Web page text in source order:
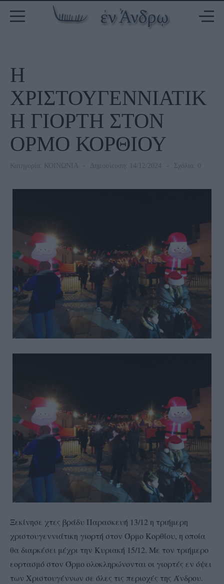
Η
ΧΡΙΣΤΟΥΓΕΝΝΙΑΤΙΚ
Η ΓΙΟΡΤΗ ΣΤΟΝ
ΟΡΜΟ ΚΟΡΘΙΟΥ
Κατηγορία: ΚΟΙΝΩΝΙΑ Δημοσίευση: 14/12/2024 Σχόλια: 0
Ξεκίνησε χτες βράδυ Παρασκευή 13/12 η τριήμερη
χριστουγεννιάτικη γιορτή στον Όρμο Κορθίου, η οποία
θα διαρκέσει μέχρι την Κυριακή 15/12. Με τον τριήμερο
εορτασμό στον Όρμο ολοκληρώνονται οι γιορτές εν όψει
των Χριστουγέννων σε όλες τις περιοχές της Άνδρου.